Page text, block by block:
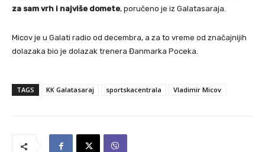
za sam vrh i najviše domete, poručeno je iz Galatasaraja.
Micov je u Galati radio od decembra, a za to vreme od značajnijih
dolazaka bio je dolazak trenera Đanmarka Poceka.
TAGS KK Galatasaraj sportskacentrala Vladimir Micov